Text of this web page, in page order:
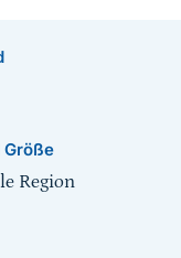
Größe
Region